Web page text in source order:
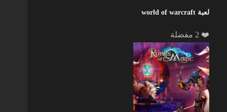
لعبة world of warcraft
❤️ 2 مفضلة